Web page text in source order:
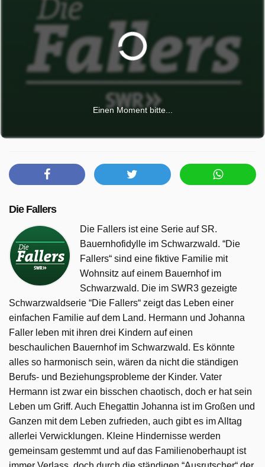
Die Fallers wurde auf SR ausgestrahlt am Mittwoch 27 Mai
2026, 01:30 Uhr.
Einen Moment bitte...
Die Fallers
Die Fallers ist eine Serie auf SR.
Bauernhofidylle im Schwarzwald. “Die
Fallers“ sind eine fiktive Familie mit
Wohnsitz auf einem Bauernhof im
Schwarzwald. Die im SWR3 gezeigte
Schwarzwaldserie “Die Fallers“ zeigt das Leben einer
einfachen Familie auf dem Land. Hermann und Johanna
Faller leben mit ihren drei Kindern auf einen
beschaulichen Bauernhof im Schwarzwald. Es könnte
alles so harmonisch sein, wären da nicht die ständigen
Berufs- und Beziehungsprobleme der Kinder. Vater
Hermann ist zwar ein bisschen chaotisch, doch er hat sein
Leben um Griff. Auch Ehegattin Johanna ist im Großen und
Ganzen mit dem Leben zufrieden, auch gibt es im Alltag
allerlei Verwicklungen. Kleine Hindernisse werden
gemeinsam gestemmt und auf das Familienoberhaupt ist